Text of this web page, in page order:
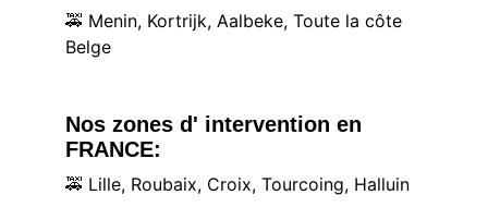
🚕 Menin, Kortrijk, Aalbeke, Toute la côte
Belge
Nos zones d' intervention en
FRANCE:
🚕 Lille, Roubaix, Croix, Tourcoing, Halluin